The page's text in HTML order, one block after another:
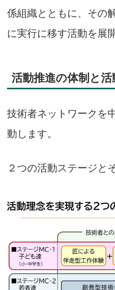
係組織とともに、その
に実行に移す活動を展
活動推進の体制と
技術者ネットワークを
動します。
２つの活動ステージと